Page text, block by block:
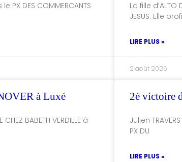
PX DES COMMERCANTS
La fille d’ALTO
JESUS. Elle
LIRE PLUS »
2 août 2026
à Luxé
BABETH VERDILLE à
2è victoire
Julien
PX DU
LIRE PLUS »